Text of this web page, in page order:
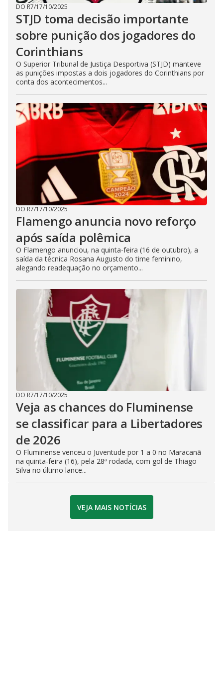
DO R7/17/10/2025
STJD toma decisão importante
sobre punição dos jogadores do
Corinthians
O Superior Tribunal de Justiça Desportiva (STJD) manteve
as punições impostas a dois jogadores do Corinthians por
conta dos acontecimentos...
DO R7/17/10/2025
Flamengo anuncia novo reforço
após saída polêmica
O Flamengo anunciou, na quinta-feira (16 de outubro), a
saída da técnica Rosana Augusto do time feminino,
alegando readequação no orçamento...
DO R7/17/10/2025
Veja as chances do Fluminense
se classificar para a Libertadores
de 2026
O Fluminense venceu o Juventude por 1 a 0 no Maracanã
na quinta-feira (16), pela 28ª rodada, com gol de Thiago
Silva no último lance...
VEJA MAIS NOTÍCIAS